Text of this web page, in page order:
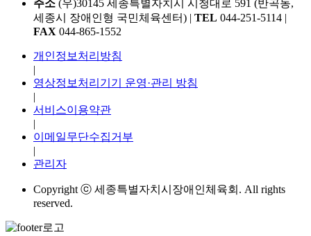
주소 (우)30145 세종특별자치시 시청대로 591 (반곡동,
세종시 장애인형 국민체육센터) | TEL 044-251-5114 |
FAX 044-865-1552
개인정보처리방침
|
영상정보처리기기 운영·관리 방침
|
서비스이용약관
|
이메일무단수집거부
|
관리자
Copyright ⓒ 세종특별자치시장애인체육회. All rights
reserved.